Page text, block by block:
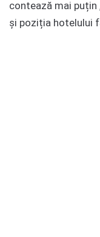
contează mai puțin
și poziția hotelului